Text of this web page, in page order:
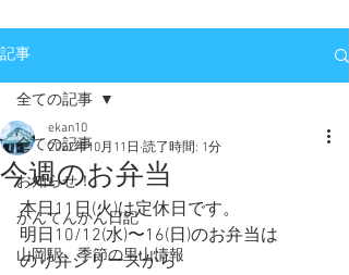
記事
全ての記事
お知らせ！
かんてんかん日記
山岡駅 季節の里山情報
全ての記事
今週のお弁当
ekan10
2022年10月11日 読了時間: 1分
本日11日(火)は定休日です。
明日10/12(水)〜16(日)のお弁当は
のり弁シリーズから